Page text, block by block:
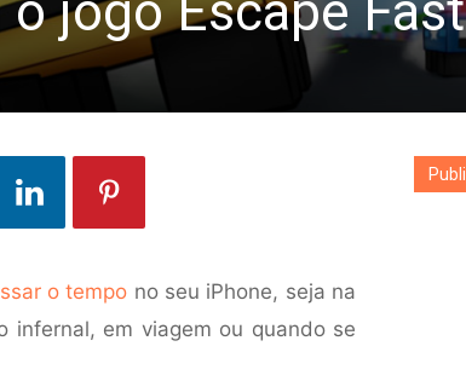
jogo Escape Fast
o tempo no seu iPhone, seja na
infernal, em viagem ou quando se
Publi